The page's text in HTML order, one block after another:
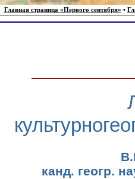
Главная страница «Первого сентября» •
канд. геогр.